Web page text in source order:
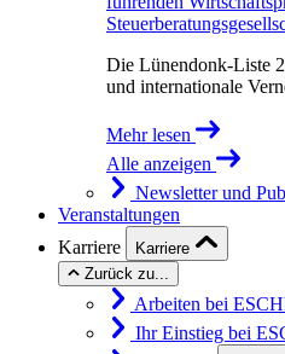
Die Lünendonk-Liste
und internationale
Mehr lesen
Alle anzeigen
Newsletter und
Veranstaltungen
Karriere
Karriere
Zurück zu...
Arbeiten bei
Ihr Einstieg bei